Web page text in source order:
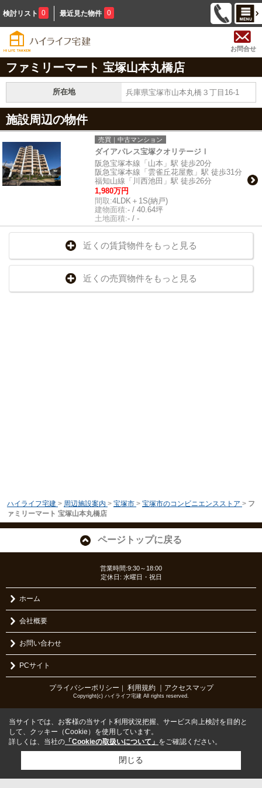
検討リスト 0 最近見た物件 0
お問合せ
ファミリーマート 宝塚山本丸橋店
所在地 兵庫県宝塚市山本丸橋３丁目16-1
施設周辺の物件
売買｜中古マンション
ダイアパレス宝塚クオリテージⅠ
阪急宝塚本線「山本」駅 徒歩20分
阪急宝塚本線「雲雀丘花屋敷」駅 徒歩31分
福知山線「川西池田」駅 徒歩26分
1,980万円
間取:4LDK＋1S(納戸)
建物面積:- / 40.64坪
土地面積:- / -
近くの賃貸物件をもっと見る
近くの売買物件をもっと見る
ハイライフ宅建 > 周辺施設案内 > 宝塚市 > 宝塚市のコンビニエンスストア > フ
ァミリーマート 宝塚山本丸橋店
ページトップに戻る
営業時間:9:30～18:00
定休日: 水曜日・祝日
ホーム
会社概要
お問い合わせ
PCサイト
プライバシーポリシー ｜ 利用規約 ｜アクセスマップ
Copyright(c) ハイライフ宅建 All rights reserved.
当サイトでは、お客様の当サイト利用状況把握、サービス向上検討を目的と
して、クッキー（Cookie）を使用しています。
詳しくは、当社の 「Cookieの取扱いについて」 をご確認ください。
閉じる